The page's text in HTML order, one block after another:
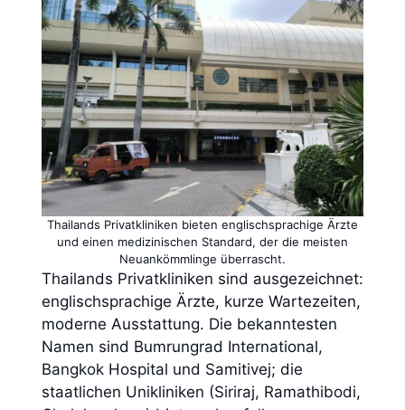
Thailands Privatkliniken bieten englischsprachige Ärzte
und einen medizinischen Standard, der die meisten
Neuankömmlinge überrascht.
Thailands Privatkliniken sind ausgezeichnet:
englischsprachige Ärzte, kurze Wartezeiten,
moderne Ausstattung. Die bekanntesten
Namen sind Bumrungrad International,
Bangkok Hospital und Samitivej; die
staatlichen Unikliniken (Siriraj, Ramathibodi,